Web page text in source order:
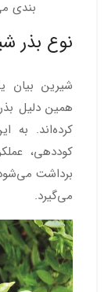
بندی
نوع بذر
شیرین بیان
همین دلیل
کرده‌اند. به
کوددهی،
برداشت
می‌گیرد.